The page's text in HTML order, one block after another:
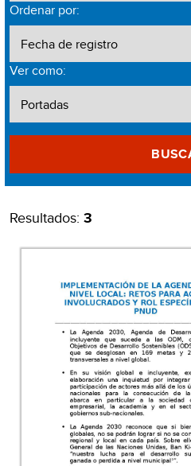
Ordenar por:
Ver como:
Resultados: 3